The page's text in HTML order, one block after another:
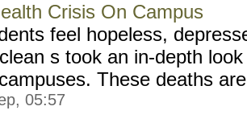
Crisis On Campus
feel hopeless,
s took an in-depth
These deaths
05:57